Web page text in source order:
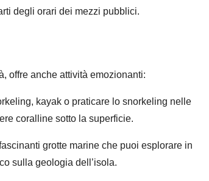
degli orari dei mezzi pubblici.
offre anche attività emozionanti:
kayak o praticare lo snorkeling nelle
coralline sotto la superficie.
grotte marine che puoi esplorare in
sulla geologia dell’isola.